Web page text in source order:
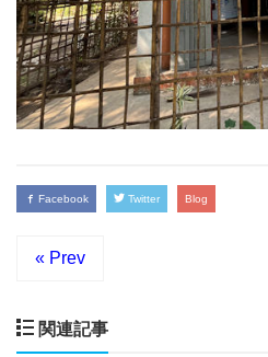
Facebook Twitter Blog
« Prev
関連記事